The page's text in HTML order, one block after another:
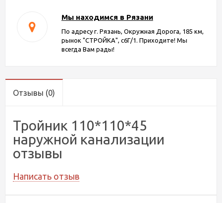
Мы находимся в Рязани
По адресу г. Рязань, Окружная Дорога, 185 км,
рынок "СТРОЙКА", с6Г/1. Приходите! Мы
всегда Вам рады!
Отзывы (0)
Тройник 110*110*45
наружной канализации
отзывы
Написать отзыв